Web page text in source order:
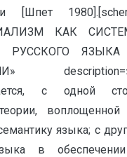
[Шпет
КАК
РУССКОГО
с одной
языка; с
в